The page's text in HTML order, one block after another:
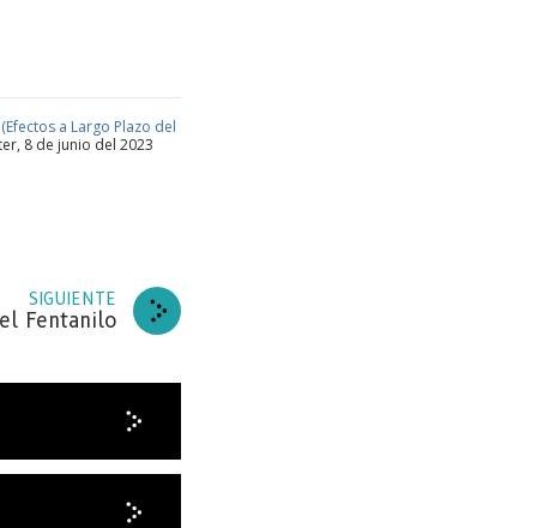
a Largo Plazo del
8 de junio del 2023
SIGUIENTE
Fentanilo